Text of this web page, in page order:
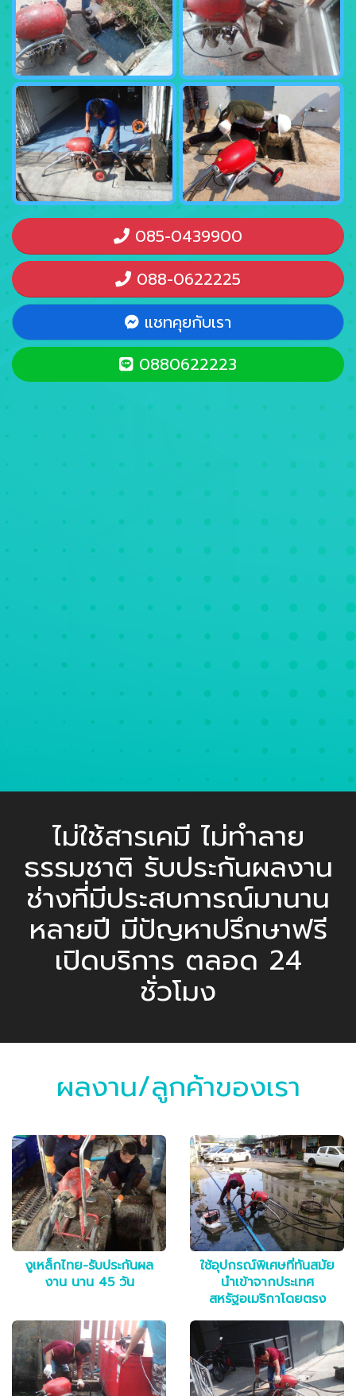
085-0439900
088-0622225
แชทคุยกับเรา
0880622223
ไม่ใช้สารเคมี ไม่ทำลาย
ธรรมชาติ รับประกันผลงาน
ช่างที่มีประสบการณ์มานาน
หลายปี มีปัญหาปรึกษาฟรี
เปิดบริการ ตลอด 24
ชั่วโมง
ผลงาน/ลูกค้าของเรา
งูเหล็กไทย-รับประกันผล
งาน นาน 45 วัน
ใช้อุปกรณ์พิเศษที่ทันสมัย
นำเข้าจากประเทศ
สหรัฐอเมริกาโดยตรง